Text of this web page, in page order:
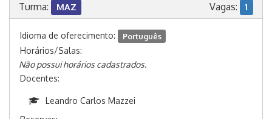
Turma: MAZ Vagas: 1
Idioma de oferecimento: Português
Horários/Salas:
Não possui horários cadastrados.
Docentes:
Leandro Carlos Mazzei